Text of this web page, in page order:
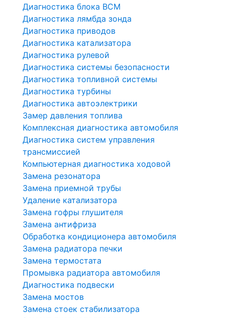
Диагностика блока BCM
Диагностика лямбда зонда
Диагностика приводов
Диагностика катализатора
Диагностика рулевой
Диагностика системы безопасности
Диагностика топливной системы
Диагностика турбины
Диагностика автоэлектрики
Замер давления топлива
Комплексная диагностика автомобиля
Диагностика систем управления
трансмиссией
Компьютерная диагностика ходовой
Замена резонатора
Замена приемной трубы
Удаление катализатора
Замена гофры глушителя
Замена антифриза
Обработка кондиционера автомобиля
Замена радиатора печки
Замена термостата
Промывка радиатора автомобиля
Диагностика подвески
Замена мостов
Замена стоек стабилизатора